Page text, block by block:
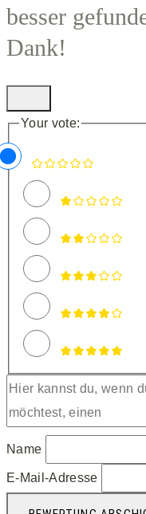
besser
Dank!
Your vote:
Name
E-Mail-Adresse